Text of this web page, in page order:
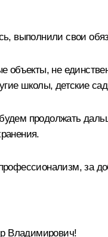
выполнили свои
объекты, не
школы, детские
продолжать
за
Владимирович!